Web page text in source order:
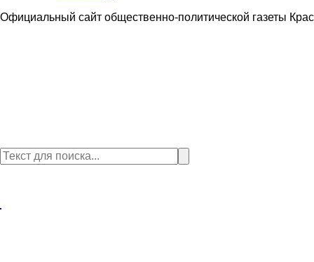
Официальный сайт общественно-политической газеты